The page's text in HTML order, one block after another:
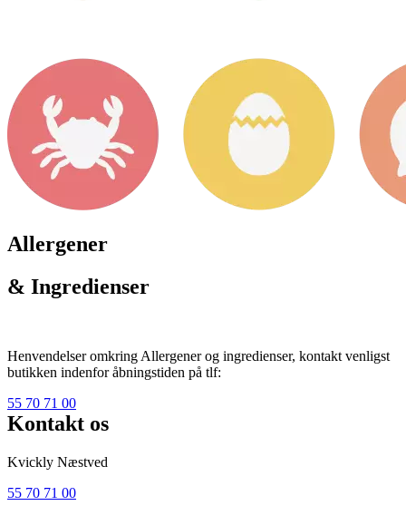
Allergener
& Ingredienser
Henvendelser omkring Allergener og ingredienser, kontakt venligst
butikken indenfor åbningstiden på tlf:
55 70 71 00
Kontakt os
Kvickly Næstved
55 70 71 00